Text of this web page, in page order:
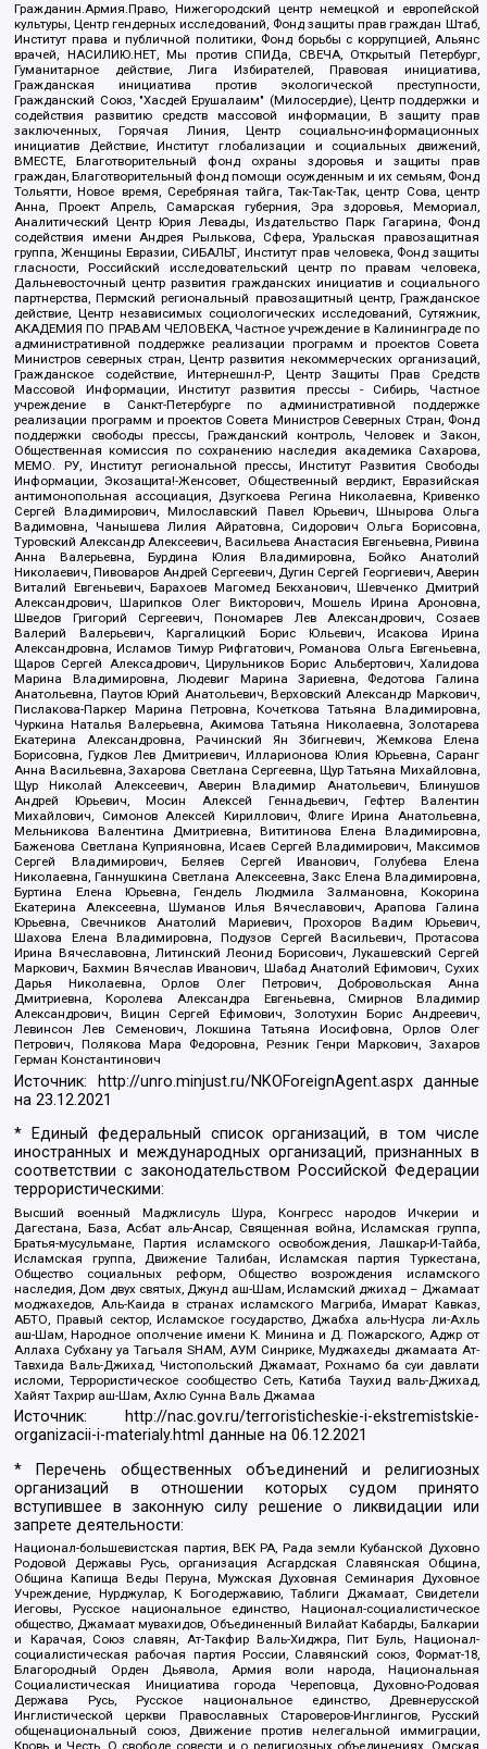
Гражданин.Армия.Право, Нижегородский центр немецкой и европейской
культуры, Центр гендерных исследований, Фонд защиты прав граждан Штаб,
Институт права и публичной политики, Фонд борьбы с коррупцией, Альянс
врачей, НАСИЛИЮ.НЕТ, Мы против СПИДа, СВЕЧА, Открытый Петербург,
Гуманитарное действие, Лига Избирателей, Правовая инициатива,
Гражданская инициатива против экологической преступности,
Гражданский Союз, "Хасдей Ерушалаим" (Милосердие), Центр поддержки и
содействия развитию средств массовой информации, В защиту прав
заключенных, Горячая Линия, Центр социально-информационных
инициатив Действие, Институт глобализации и социальных движений,
ВМЕСТЕ, Благотворительный фонд охраны здоровья и защиты прав
граждан, Благотворительный фонд помощи осужденным и их семьям, Фонд
Тольятти, Новое время, Серебряная тайга, Так-Так-Так, центр Сова, центр
Анна, Проект Апрель, Самарская губерния, Эра здоровья, Мемориал,
Аналитический Центр Юрия Левады, Издательство Парк Гагарина, Фонд
содействия имени Андрея Рылькова, Сфера, Уральская правозащитная
группа, Женщины Евразии, СИБАЛЬТ, Институт прав человека, Фонд защиты
гласности, Российский исследовательский центр по правам человека,
Дальневосточный центр развития гражданских инициатив и социального
партнерства, Пермский региональный правозащитный центр, Гражданское
действие, Центр независимых социологических исследований, Сутяжник,
АКАДЕМИЯ ПО ПРАВАМ ЧЕЛОВЕКА, Частное учреждение в Калининграде по
административной поддержке реализации программ и проектов Совета
Министров северных стран, Центр развития некоммерческих организаций,
Гражданское содействие, Интернешнл-Р, Центр Защиты Прав Средств
Массовой Информации, Институт развития прессы - Сибирь, Частное
учреждение в Санкт-Петербурге по административной поддержке
реализации программ и проектов Совета Министров Северных Стран, Фонд
поддержки свободы прессы, Гражданский контроль, Человек и Закон,
Общественная комиссия по сохранению наследия академика Сахарова,
МЕМО. РУ, Институт региональной прессы, Институт Развития Свободы
Информации, Экозащита!-Женсовет, Общественный вердикт, Евразийская
антимонопольная ассоциация, Дзугкоева Регина Николаевна, Кривенко
Сергей Владимирович, Милославский Павел Юрьевич, Шнырова Ольга
Вадимовна, Чанышева Лилия Айратовна, Сидорович Ольга Борисовна,
Туровский Александр Алексеевич, Васильева Анастасия Евгеньевна, Ривина
Анна Валерьевна, Бурдина Юлия Владимировна, Бойко Анатолий
Николаевич, Пивоваров Андрей Сергеевич, Дугин Сергей Георгиевич, Аверин
Виталий Евгеньевич, Барахоев Магомед Бекханович, Шевченко Дмитрий
Александрович, Шарипков Олег Викторович, Мошель Ирина Ароновна,
Шведов Григорий Сергеевич, Пономарев Лев Александрович, Созаев
Валерий Валерьевич, Каргалицкий Борис Юльевич, Исакова Ирина
Александровна, Исламов Тимур Рифгатович, Романова Ольга Евгеньевна,
Щаров Сергей Алексадрович, Цирульников Борис Альбертович, Халидова
Марина Владимировна, Людевиг Марина Зариевна, Федотова Галина
Анатольевна, Паутов Юрий Анатольевич, Верховский Александр Маркович,
Пислакова-Паркер Марина Петровна, Кочеткова Татьяна Владимировна,
Чуркина Наталья Валерьевна, Акимова Татьяна Николаевна, Золотарева
Екатерина Александровна, Рачинский Ян Збигневич, Жемкова Елена
Борисовна, Гудков Лев Дмитриевич, Илларионова Юлия Юрьевна, Саранг
Анна Васильевна, Захарова Светлана Сергеевна, Щур Татьяна Михайловна,
Щур Николай Алексеевич, Аверин Владимир Анатольевич, Блинушов
Андрей Юрьевич, Мосин Алексей Геннадьевич, Гефтер Валентин
Михайлович, Симонов Алексей Кириллович, Флиге Ирина Анатольевна,
Мельникова Валентина Дмитриевна, Вититинова Елена Владимировна,
Баженова Светлана Куприяновна, Исаев Сергей Владимирович, Максимов
Сергей Владимирович, Беляев Сергей Иванович, Голубева Елена
Николаевна, Ганнушкина Светлана Алексеевна, Закс Елена Владимировна,
Буртина Елена Юрьевна, Гендель Людмила Залмановна, Кокорина
Екатерина Алексеевна, Шуманов Илья Вячеславович, Арапова Галина
Юрьевна, Свечников Анатолий Мариевич, Прохоров Вадим Юрьевич,
Шахова Елена Владимировна, Подузов Сергей Васильевич, Протасова
Ирина Вячеславовна, Литинский Леонид Борисович, Лукашевский Сергей
Маркович, Бахмин Вячеслав Иванович, Шабад Анатолий Ефимович, Сухих
Дарья Николаевна, Орлов Олег Петрович, Добровольская Анна
Дмитриевна, Королева Александра Евгеньевна, Смирнов Владимир
Александрович, Вицин Сергей Ефимович, Золотухин Борис Андреевич,
Левинсон Лев Семенович, Локшина Татьяна Иосифовна, Орлов Олег
Петрович, Полякова Мара Федоровна, Резник Генри Маркович, Захаров
Герман Константинович
Источник: http://unro.minjust.ru/NKOForeignAgent.aspxданные
на23.12.2021
* Единый федеральный список организаций, в том числе
иностранных и международных организаций, признанных в
соответствии с законодательством Российской Федерации
террористическими:
Высший военный Маджлисуль Шура, Конгресс народов Ичкерии и
Дагестана, База, Асбат аль-Ансар, Священная война, Исламская группа,
Братья-мусульмане, Партия исламского освобождения, Лашкар-И-Тайба,
Исламская группа, Движение Талибан, Исламская партия Туркестана,
Общество социальных реформ, Общество возрождения исламского
наследия, Дом двух святых, Джунд аш-Шам, Исламский джихад – Джамаат
моджахедов, Аль-Каида в странах исламского Магриба, Имарат Кавказ,
АБТО, Правый сектор, Исламское государство, Джабха аль-Нусра ли-Ахль
аш-Шам, Народное ополчение имени К. Минина и Д. Пожарского, Аджр от
Аллаха Субхану уа Тагьаля SHAM, АУМ Синрике, Муджахеды джамаата Ат-
Тавхида Валь-Джихад, Чистопольский Джамаат, Рохнамо ба суи давлати
исломи, Террористическое сообщество Сеть, Катиба Таухид валь-Джихад,
Хайят Тахрир аш-Шам, Ахлю Сунна Валь Джамаа
Источник:
http://nac.gov.ru/terroristicheskie-i-ekstremistskie-
organizacii-i-materialy.html данные на06.12.2021
* Перечень общественных объединений и религиозных
организаций в отношении которых судом принято
вступившее в законную силу решение о ликвидации или
запрете деятельности:
Национал-большевистская партия, ВЕК РА, Рада земли Кубанской Духовно
Родовой Державы Русь, организация Асгардская Славянская Община,
Община Капища Веды Перуна, Мужская Духовная Семинария Духовное
Учреждение, Нурджулар, К Богодержавию, Таблиги Джамаат, Свидетели
Иеговы, Русское национальное единство, Национал-социалистическое
общество, Джамаат мувахидов, Объединенный Вилайат Кабарды, Балкарии
и Карачая, Союз славян, Ат-Такфир Валь-Хиджра, Пит Буль, Национал-
социалистическая рабочая партия России, Славянский союз, Формат-18,
Благородный Орден Дьявола, Армия воли народа, Национальная
Социалистическая Инициатива города Череповца, Духовно-Родовая
Держава Русь, Русское национальное единство, Древнерусской
Инглистической церкви Православных Староверов-Инглингов, Русский
общенациональный союз, Движение против нелегальной иммиграции,